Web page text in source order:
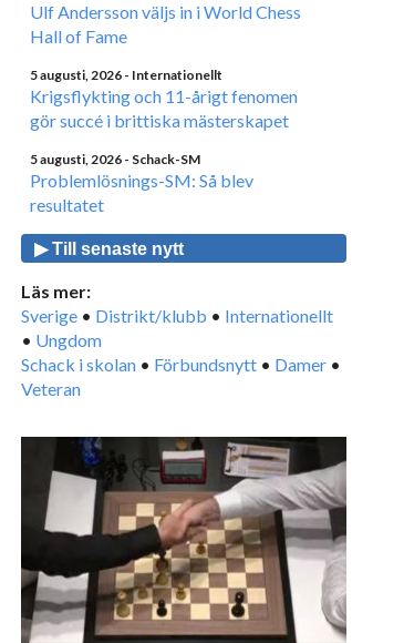
Ulf Andersson väljs in i World Chess
Hall of Fame
5 augusti, 2026 - Internationellt
Krigsflykting och 11-årigt fenomen
gör succé i brittiska mästerskapet
5 augusti, 2026 - Schack-SM
Problemlösnings-SM: Så blev
resultatet
▶ Till senaste nytt
Läs mer:
Sverige • Distrikt/klubb • Internationellt
• Ungdom
Schack i skolan • Förbundsnytt • Damer •
Veteran